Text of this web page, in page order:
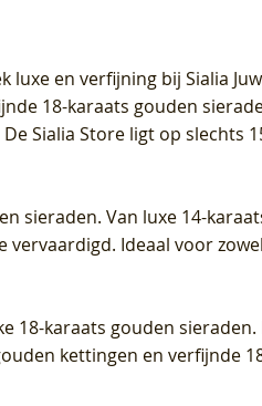
Ring LG1028Y -
Lab grown
Blush
-
Diamant
Oorknoppen
(14k) met Lab
Blush
Diamant
Oorknoppen
(14k) met Lab
Blush
grown
luxe en verfijning bij Sialia
18-karaats gouden
De Sialia Store ligt op slechts
sieraden. Van luxe 14-
Ideaal voor
18-karaats gouden
kettingen en verfijnde